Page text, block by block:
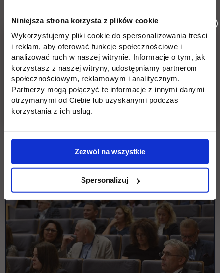
Niniejsza strona korzysta z plików cookie
Wykorzystujemy pliki cookie do spersonalizowania treści
i reklam, aby oferować funkcje społecznościowe i
analizować ruch w naszej witrynie. Informacje o tym, jak
korzystasz z naszej witryny, udostępniamy partnerom
społecznościowym, reklamowym i analitycznym.
Partnerzy mogą połączyć te informacje z innymi danymi
otrzymanymi od Ciebie lub uzyskanymi podczas
korzystania z ich usług.
Zezwól na wszystkie
Spersonalizuj